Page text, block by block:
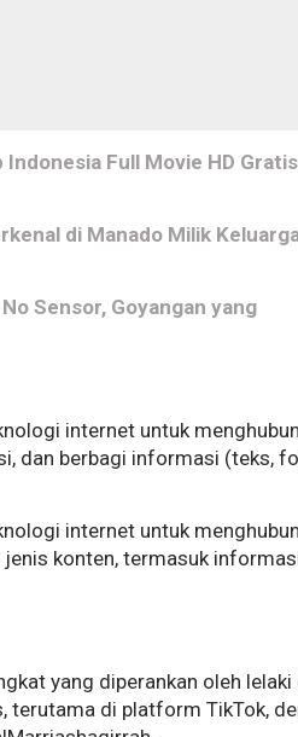
Full Movie HD
di Manado Milik
Sensor, Goyangan yang
internet untuk
dan berbagi informasi (teks,
internet untuk
konten, termasuk
yang diperankan oleh lelaki
terutama di platform TikTok,